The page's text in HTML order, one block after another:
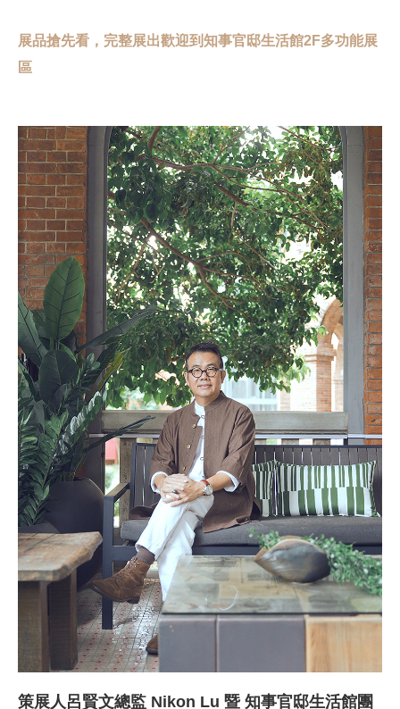
展品搶先看，完整展出歡迎到知事官邸生活館2F多功能展
區
策展人呂賢文總監 Nikon Lu 暨 知事官邸生活館團